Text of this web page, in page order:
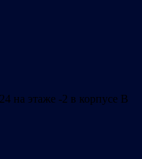
на этаже -2 в корпусе B